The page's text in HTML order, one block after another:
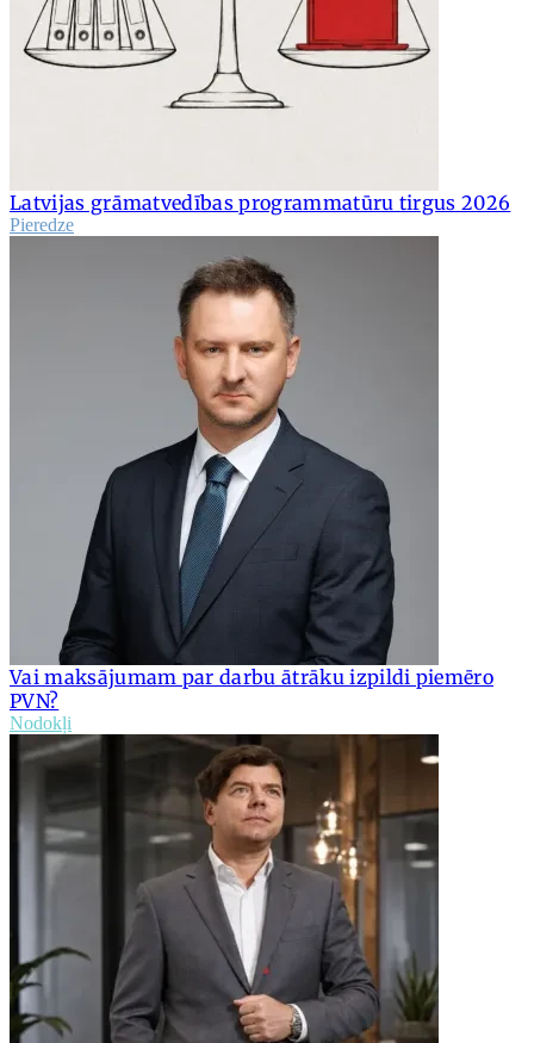
Latvijas grāmatvedības programmatūru tirgus 2026
Pieredze
Vai maksājumam par darbu ātrāku izpildi piemēro
PVN?
Nodokļi